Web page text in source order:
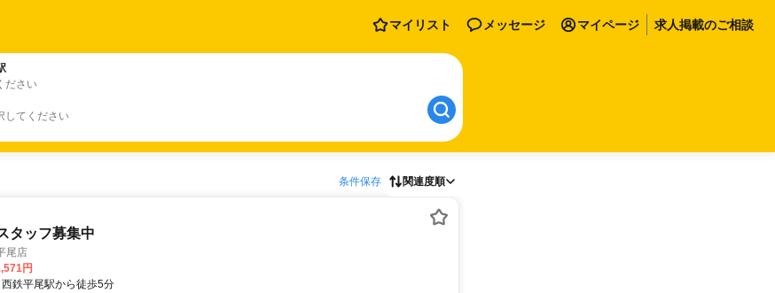
マイリスト メッセージ マイページ 求人掲載のご相談
ださい
してください
条件保存 関連度順
タッフ募集中
尾店
円
鉄平尾駅から徒歩5分